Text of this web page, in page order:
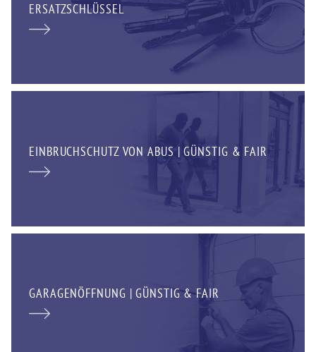
ERSATZSCHLÜSSEL
EINBRUCHSCHUTZ VON ABUS | GÜNSTIG & FAIR
GARAGENÖFFNUNG | GÜNSTIG & FAIR